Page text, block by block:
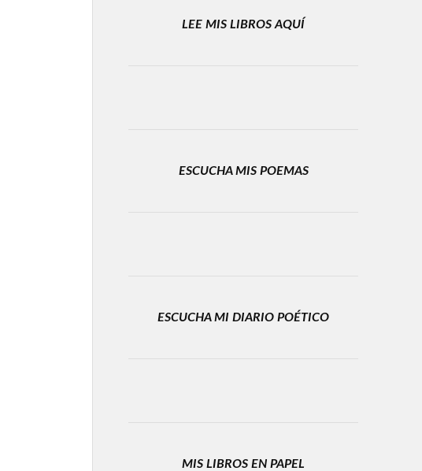
LEE MIS LIBROS AQUÍ
ESCUCHA MIS POEMAS
ESCUCHA MI DIARIO POÉTICO
MIS LIBROS EN PAPEL